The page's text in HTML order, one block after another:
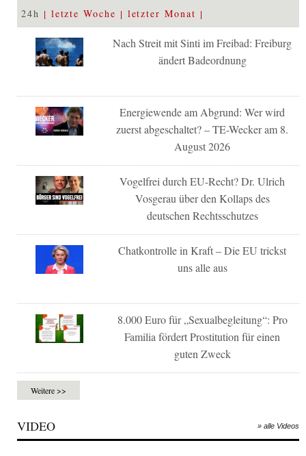
24h letzte Woche letzter Monat
Nach Streit mit Sinti im Freibad: Freiburg
ändert Badeordnung
Energiewende am Abgrund: Wer wird
zuerst abgeschaltet? – TE-Wecker am 8.
August 2026
Vogelfrei durch EU-Recht? Dr. Ulrich
Vosgerau über den Kollaps des
deutschen Rechtsschutzes
Chatkontrolle in Kraft – Die EU trickst
uns alle aus
8.000 Euro für „Sexualbegleitung“: Pro
Familia fördert Prostitution für einen
guten Zweck
Weitere >>
VIDEO » alle Videos